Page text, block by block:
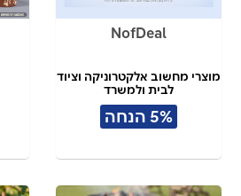
NofDeal
מוצרי מחשוב אלקטרוניקה וציוד
לבית ולמשרד
5% הנחה